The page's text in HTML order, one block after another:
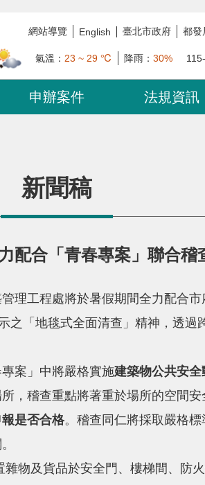
網站導覽 English 臺北市政府 都發
氣溫： 23 ~ 29 ℃ 降雨： 30%
申辦案件 法規資訊
新聞稿
配合「青春專案」聯合
理工程處將於暑假期間全力配合
「地毯式全面清查」精神，透
案」中將嚴格實施建築物公共安全
，稽查重點將著重於場所的空間安
是否合格。稽查同仁將採取嚴格
物及貨品於安全門、樓梯間、防